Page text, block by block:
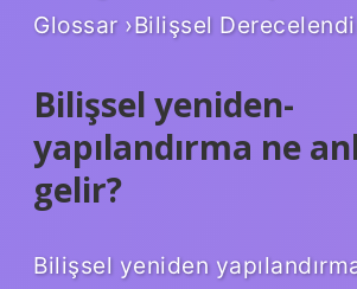
Glossar ›Bilişsel
Bilişsel yeniden-
yapılandırma ne
gelir?
Bilişsel yeniden